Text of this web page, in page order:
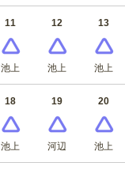
11
池上
12
池上
13
池上
18
池上
19
河辺
20
池上